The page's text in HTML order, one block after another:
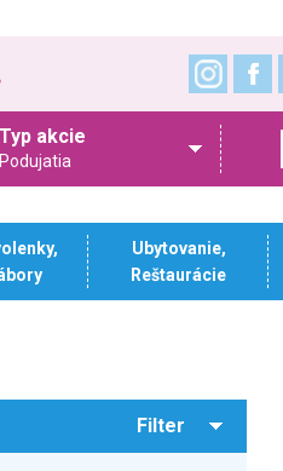
Typ akcie
Podujatia
Ubytovanie,
Reštaurácie
Filter